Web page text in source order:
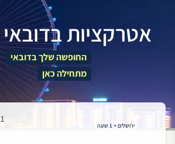
אטרקציות בדובאי
החופשה שלך בדובאי
מתחילה כאן
ירושלים + 1 שעה
1 דירהם אמירתי